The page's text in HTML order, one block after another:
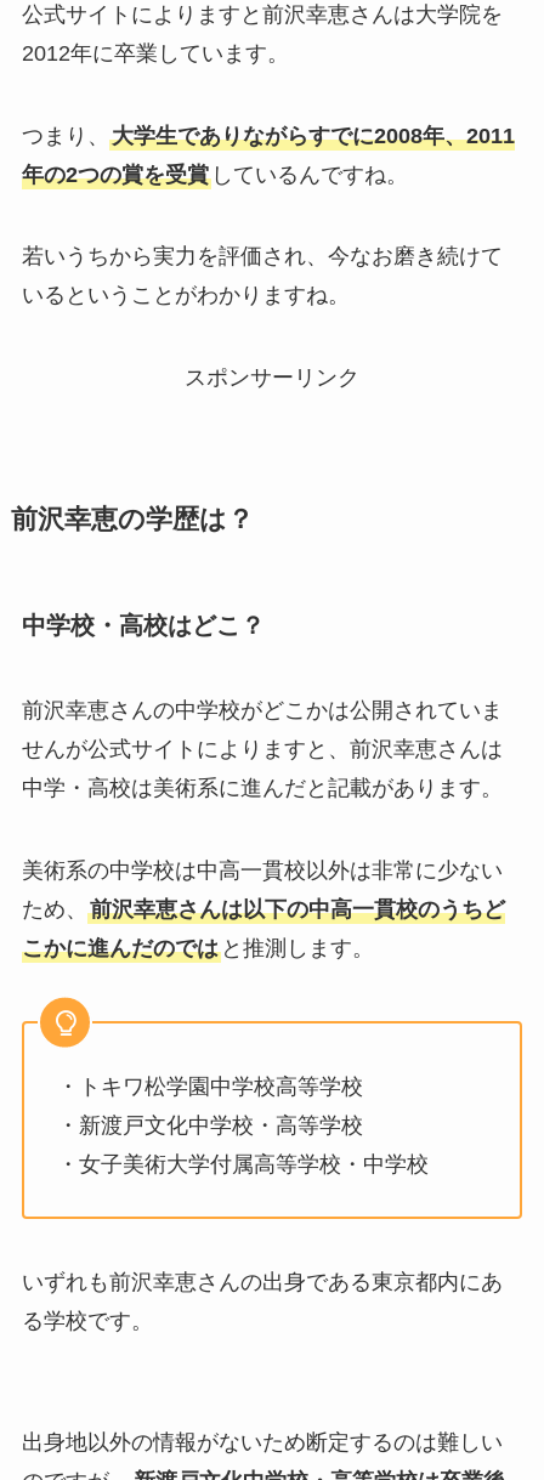
公式サイトによりますと前沢幸恵さんは大学院を
2012年に卒業しています。
つまり、 大学生でありながらすでに2008年、2011
年の2つの賞を受賞しているんですね。
若いうちから実力を評価され、今なお磨き続けて
いるということがわかりますね。
スポンサーリンク
前沢幸恵の学歴は？
中学校・高校はどこ？
前沢幸恵さんの中学校がどこかは公開されていま
せんが公式サイトによりますと、前沢幸恵さんは
中学・高校は美術系に進んだと記載があります。
美術系の中学校は中高一貫校以外は非常に少ない
ため、 前沢幸恵さんは以下の中高一貫校のうちど
こかに進んだのではと推測します。
・トキワ松学園中学校高等学校
・新渡戸文化中学校・高等学校
・女子美術大学付属高等学校・中学校
いずれも前沢幸恵さんの出身である東京都内にあ
る学校です。
出身地以外の情報がないため断定するのは難しい